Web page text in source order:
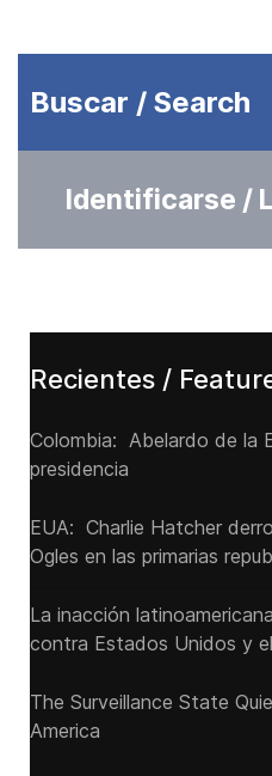
Buscar / Search
Identificarse /
Recientes /
Colombia: Abelardo de la
presidencia
EUA: Charlie Hatcher
Ogles en las primarias
La inacción
contra Estados Unidos y
The Surveillance State
America